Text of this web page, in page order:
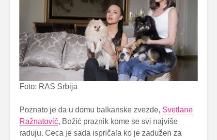
Foto: RAS Srbija
Poznato je da u domu balkanske zvezde, Svetlane
Ražnatović, Božić praznik kome se svi najviše
raduju. Ceca je sada ispričala ko je zadužen za